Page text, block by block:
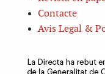
Contacte
Avis Legal &